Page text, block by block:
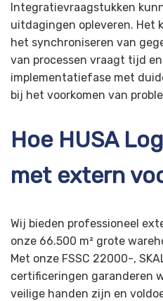
Integratievraagstukken
uitdagingen opleveren. Het
het synchroniseren van
van processen vraagt tijd
implementatiefase met
bij het voorkomen van
Hoe HUSA
met extern
Wij bieden professioneel
onze 66.500 m² grote
Met onze FSSC 22000-,
certificeringen garanderen
veilige handen zijn en